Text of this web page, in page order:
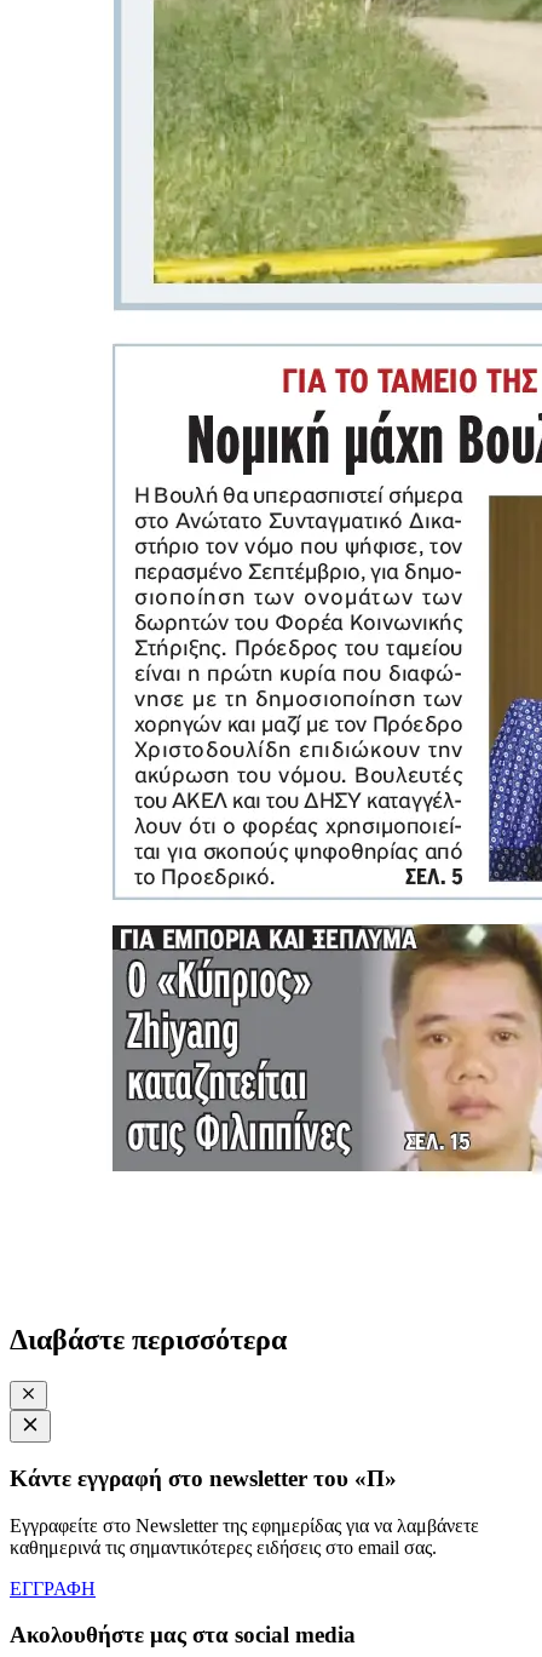
Διαβάστε περισσότερα
Κάντε εγγραφή στο newsletter του «Π»
Εγγραφείτε στο Newsletter της εφημερίδας για να λαμβάνετε
καθημερινά τις σημαντικότερες ειδήσεις στο email σας.
ΕΓΓΡΑΦΗ
Ακολουθήστε μας στα social media